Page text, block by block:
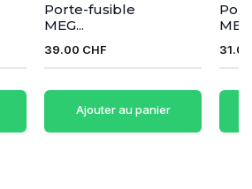
Porte-fusible
MEG...
39.00 CHF
Ajouter au panier